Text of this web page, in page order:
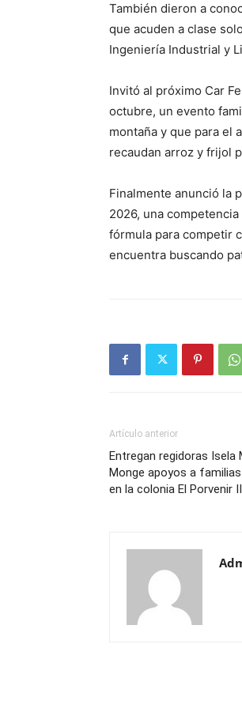
También dieron a
que acuden a clase
Ingeniería Industrial y
Invitó al próximo Car
octubre, un evento
montaña y que para el
recaudan arroz y frijol
Finalmente anunció la
2026, una
fórmula para competir
encuentra buscando
Artículo anterior
Entregan regidoras Isela
Monge apoyos a
en la colonia El Porvenir II